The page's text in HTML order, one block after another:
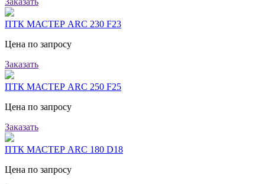
ПТК МАСТЕР ARC 230 F23
Цена по запросу
Заказать
ПТК МАСТЕР ARC 250 F25
Цена по запросу
Заказать
ПТК МАСТЕР ARC 180 D18
Цена по запросу